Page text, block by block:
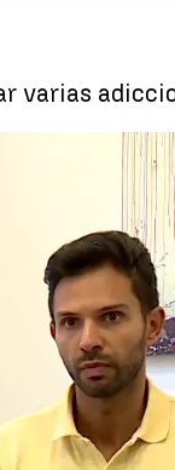
varias
| La adicción al